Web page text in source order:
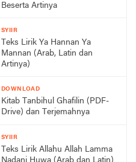
Beserta Artinya
SYIIR
Teks Lirik Ya Hannan Ya
Mannan (Arab, Latin dan
Artinya)
DOWNLOAD
Kitab Tanbihul Ghafilin (PDF-
Drive) dan Terjemahnya
SYIIR
Teks Lirik Allahu Allah Lamma